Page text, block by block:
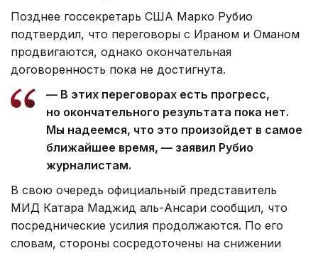
Позднее госсекретарь США Марко Рубио
подтвердил, что переговоры с Ираном и Оманом
продвигаются, однако окончательная
договоренность пока не достигнута.
— В этих переговорах есть прогресс,
но окончательного результата пока нет.
Мы надеемся, что это произойдет в самое
ближайшее время, — заявил Рубио
журналистам.
В свою очередь официальный представитель
МИД Катара Маджид аль-Ансари сообщил, что
посреднические усилия продолжаются. По его
словам, стороны сосредоточены на снижении